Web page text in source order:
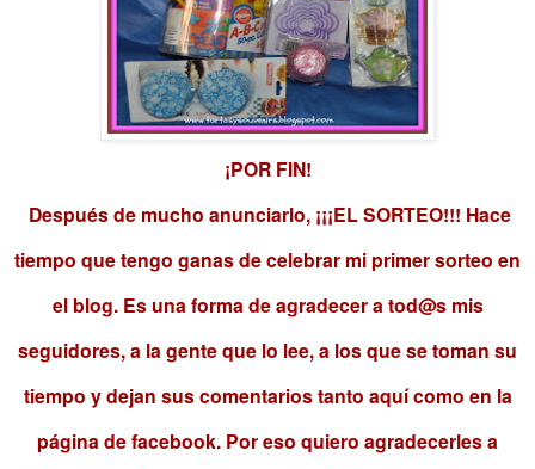
¡POR FIN!
Después de mucho anunciarlo, ¡¡¡EL SORTEO!!! Hace
tiempo que tengo ganas de celebrar mi primer sorteo en
el blog. Es una forma de agradecer a tod@s mis
seguidores, a la gente que lo lee, a los que se toman su
tiempo y dejan sus comentarios tanto aquí como en la
página de facebook. Por eso quiero agradecerles a